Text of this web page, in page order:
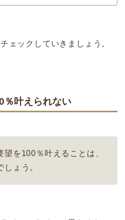
ェックしていきましょう。
叶えられない
を100％叶えることは、
ょう。